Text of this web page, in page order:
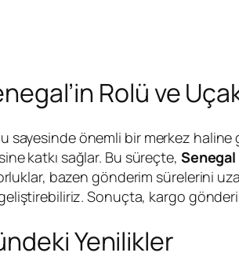
Rolü ve
sayesinde önemli bir merkez
katkı sağlar. Bu süreçte, Senegal
bazen gönderim sürelerini
Sonuçta, kargo
Yenilikler